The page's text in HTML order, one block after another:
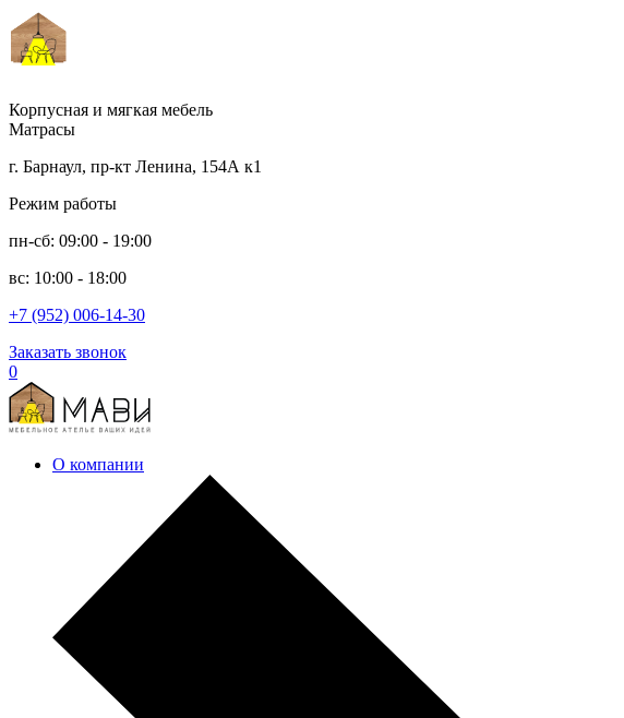
Корпусная и мягкая мебель
Матрасы
г. Барнаул, пр-кт Ленина, 154А к1
Режим работы
пн-сб: 09:00 - 19:00
вс: 10:00 - 18:00
+7 (952) 006-14-30
Заказать звонок
0
О компании